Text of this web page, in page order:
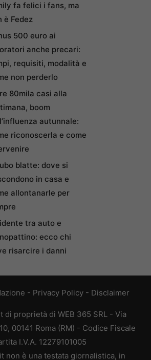
fa felici i fans, ma
è Fedez
500 euro ai
anche precari:
requisiti, modalità e
non perderlo
80mila casi alla
boom
autunnale:
riconoscerla e come
blatte: dove si
in casa e
allontanarle per
tra auto e
ecco chi
risarcire i danni
- Privacy Policy - Disclaimer
di proprietà di WEB 365 SRL - Via
00141 Roma (RM) - Codice Fiscale
I.V.A. 12279101005
non è una testata giornalistica, in